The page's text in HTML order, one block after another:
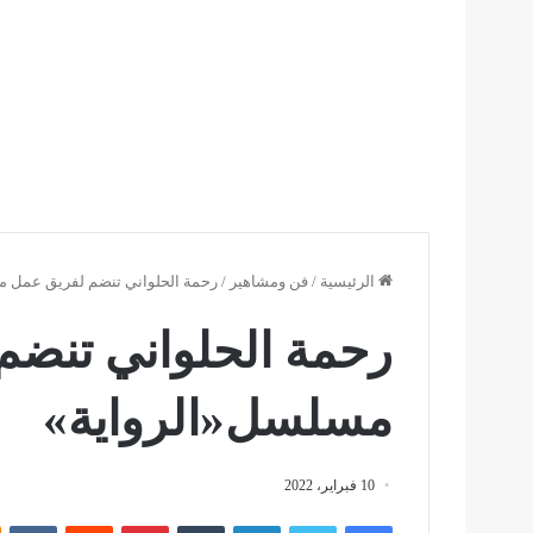
الرئيسية / فن ومشاهير / رحمة الحلواني تنضم لفريق عمل
رحمة الحلواني
مسلسل«الرواية»
10 فبراير، 2022
فيسبوك تويتر لينكدإن بينتيريست